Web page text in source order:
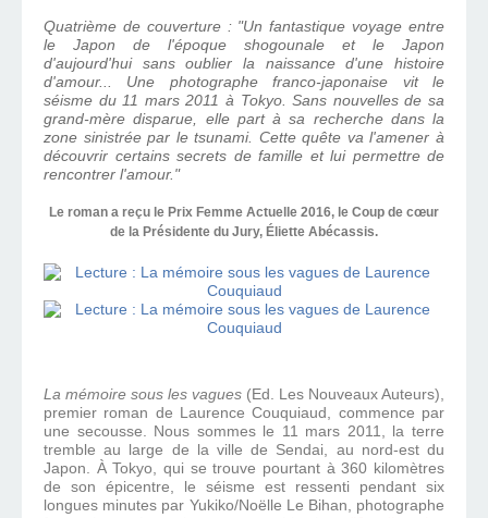
Quatrième de couverture : "Un fantastique voyage entre
le Japon de l'époque shogounale et le Japon
d'aujourd'hui sans oublier la naissance d'une histoire
d'amour... Une photographe franco-japonaise vit le
séisme du 11 mars 2011 à Tokyo. Sans nouvelles de sa
grand-mère disparue, elle part à sa recherche dans la
zone sinistrée par le tsunami. Cette quête va l'amener à
découvrir certains secrets de famille et lui permettre de
rencontrer l'amour."
Le roman a reçu le Prix Femme Actuelle 2016, le Coup de cœur
de la Présidente du Jury, Éliette Abécassis.
La mémoire sous les vagues (Ed. Les Nouveaux Auteurs),
premier roman de Laurence Couquiaud, commence par
une secousse. Nous sommes le 11 mars 2011, la terre
tremble au large de la ville de Sendai, au nord-est du
Japon. À Tokyo, qui se trouve pourtant à 360 kilomètres
de son épicentre, le séisme est ressenti pendant six
longues minutes par Yukiko/Noëlle Le Bihan, photographe